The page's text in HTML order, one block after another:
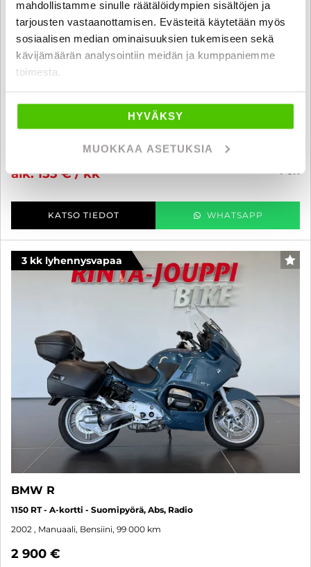
mahdollistamme sinulle räätälöidympien sisältöjen ja
tarjousten vastaanottamisen. Evästeitä käytetään myös
sosiaalisen median ominaisuuksien tukemiseen sekä
kävijämäärän analysointiin meidän ja kumppaniemme
toimesta.
HYVÄKSY
MUOKKAA ASETUKSIA
BMW R
Kahvanlämmittimet *
2006
9 700 €
alk. 153 € / kk
pori
KATSO TIEDOT WHATSAPP
3 kk lyhennysvapaa
BMW R
1150 RT - A-kortti - Suomipyörä, Abs, Radio
2002 , Manuaali, Bensiini, 99 000 km
2 900 €